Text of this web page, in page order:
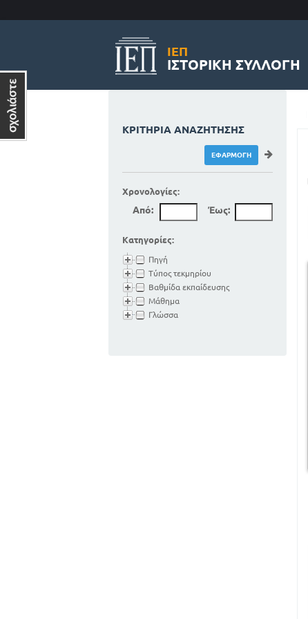
ΙΕΠ
ΙΣΤΟΡΙΚΉ ΣΥΛΛΟΓΉ
ΚΡΙΤΉΡΙΑ ΑΝΑΖΉΤΗΣΗΣ
Χρονολογίες:
Από: Έως:
Κατηγορίες:
Πηγή
Τύπος τεκμηρίου
Βαθμίδα εκπαίδευσης
Μάθημα
Γλώσσα